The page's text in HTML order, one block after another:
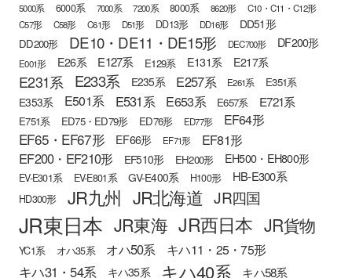
5000系 6000系 7000系 7200系 8000系 8620形
C10・C11・C12形
C57形
C58形 C61形 D51形 DD13形 DD16形 DD51形
DD200形 DE10・DE11・DE15形 DEC700形 DF200形
E001形 E26系 E127系 E129系 E131系 E217系
E231系 E233系 E235系 E257系 E261系 E351系
E353系 E501系 E531系 E653系 E657系 E721系
E751系 ED75・ED79形 ED76形 ED77形 EF64形
EF65・EF67形 EF66形 EF71形
EF81形
EF200・EF210形
EF510形 EH200形 EH500・EH800形
EV-E301系 EV-E801系 GV-E400系 H100形 HB-E300系
HD300形 JR九州 JR北海道 JR四国
JR東日本 JR東海 JR西日本 JR貨物
YC1系 オハ35系 オハ50系 キハ11・25・75形
キハ31・54系 キハ35系 キハ40系 キハ58系